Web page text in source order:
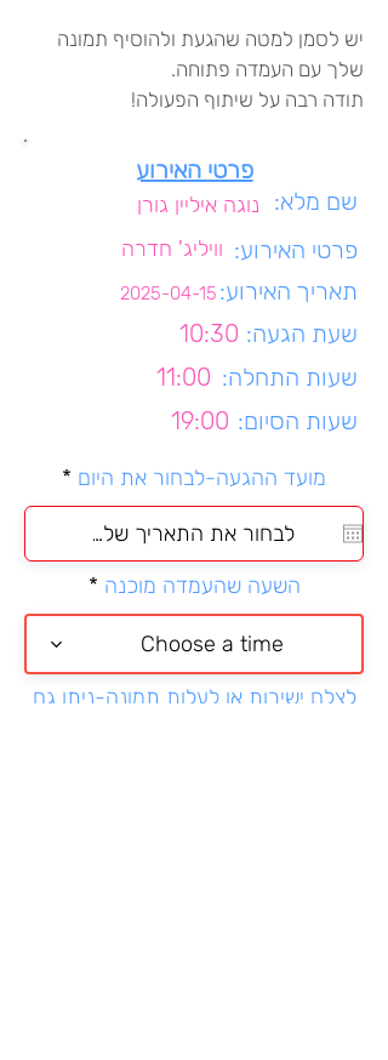
יש לסמן למטה שהגעת ולהוסיף תמונה
שלך עם העמדה פתוחה.
תודה רבה על שיתוף הפעולה!
פרטי האירוע
נוגה איליין גורן שם מלא:
וויליג' חדרה פרטי האירוע:
2025-04-15 תאריך האירוע:
10:30 שעת הגעה:
11:00 שעות התחלה:
19:00 שעות הסיום:
מועד ההגעה-לבחור את היום *
i
e
השעה שהעמדה מוכנה
Choose a time
לצלם ישירות או לעלות תמונה-ניתן גם